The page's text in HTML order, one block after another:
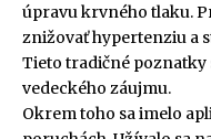
úpravu krvného tlaku.
znižovať hypertenziu a
Tieto tradičné
vedeckého záujmu.
Okrem toho sa imelo